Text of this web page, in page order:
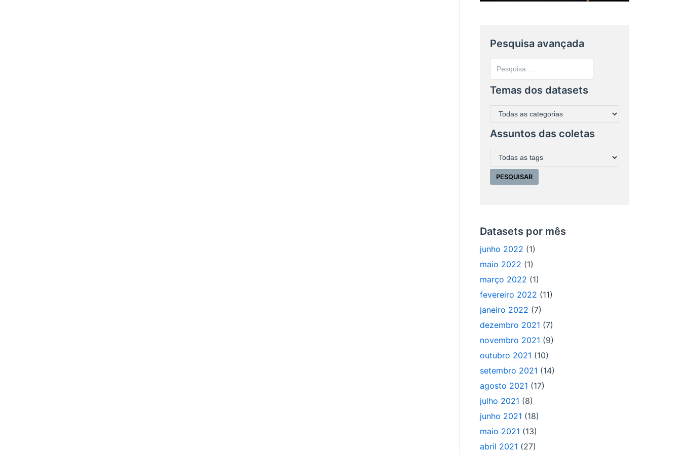
Pesquisa avançada
Temas dos datasets
Assuntos das coletas
Datasets por mês
junho 2022 (1)
maio 2022 (1)
março 2022 (1)
fevereiro 2022 (11)
janeiro 2022 (7)
dezembro 2021 (7)
novembro 2021 (9)
outubro 2021 (10)
setembro 2021 (14)
agosto 2021 (17)
julho 2021 (8)
junho 2021 (18)
maio 2021 (13)
abril 2021 (27)